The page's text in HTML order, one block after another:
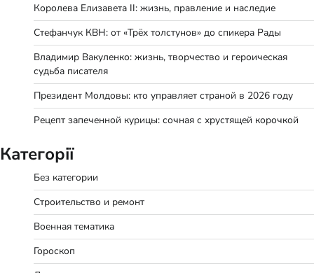
Королева Елизавета II: жизнь, правление и наследие
Стефанчук КВН: от «Трёх толстунов» до спикера Рады
Владимир Вакуленко: жизнь, творчество и героическая
судьба писателя
Президент Молдовы: кто управляет страной в 2026 году
Рецепт запеченной курицы: сочная с хрустящей корочкой
Категорії
Без категории
Строительство и ремонт
Военная тематика
Гороскоп